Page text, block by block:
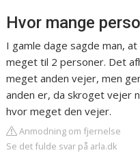
Hvor mange
I gamle dage sagde man,
meget til 2 personer. Det
meget anden vejer, men
anden er, da skroget vejer
hvor meget den vejer.
Anmodning om fjernelse
Se det fulde svar på arla.dk